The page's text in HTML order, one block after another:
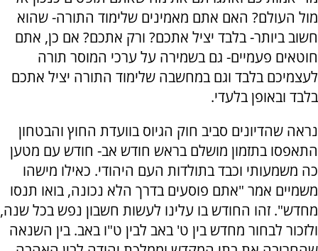
מול העולם? האם אתם מאמינים שלימוד התורה- שהוא
חשוב ביותר- בלבד יציל אתכם? ורק אתכם? אם כן, אתם
חוטאים פעמיים- גם בשמירה על ערכי המוסר תורה
לעצמיכם בלבד וגם במחשבה שלימוד התורה יציל אתכם
בלבד ובאופן בלעדי.
נראה שהדיונים סביב חוק הגיוס בוועדת החוץ והבטחון
התאפסו בתזמון מושלם בראש חודש אב- חודש עם מטען
כה משמעותי וכבד בתולדות העם היהודי. כאילו מישהו
משמיים אמר "אתם פוסעים בדרך הלא נכונה, בואו תנסו
מחדש". זהו החודש בו עלינו לעשות חשבון נפש בכל שנה,
ולזכור לבחור מחדש בין ט' באב לבין ט"ו באב. בין השנאה